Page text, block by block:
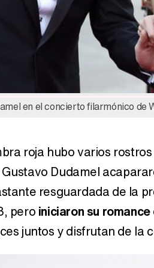
en el concierto filarmónico de
roja hubo varios
Dudamel
resguardada de la
pero iniciaron su
juntos y disfrutan de la